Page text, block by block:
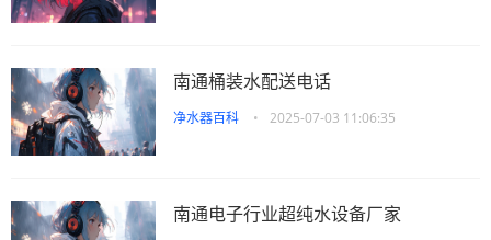
南通桶装水配送电话
净水器百科 • 2025-07-03 11:06:35
南通电子行业超纯水设备厂家